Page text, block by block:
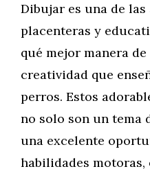
Dibujar es una de
placenteras y
qué mejor manera
creatividad que
perros. Estos
no solo son un tema
una excelente
habilidades motoras,